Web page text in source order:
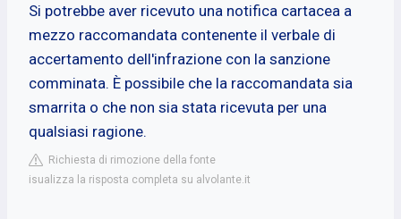
Si potrebbe aver ricevuto una notifica cartacea a
mezzo raccomandata contenente il verbale di
accertamento dell'infrazione con la sanzione
comminata. È possibile che la raccomandata sia
smarrita o che non sia stata ricevuta per una
qualsiasi ragione.
Richiesta di rimozione della fonte
isualizza la risposta completa su alvolante.it